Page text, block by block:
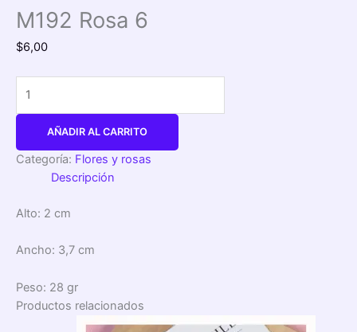
M192 Rosa 6
$6,00
AÑADIR AL CARRITO
Categoría: Flores y rosas
Descripción
Alto: 2 cm
Ancho: 3,7 cm
Peso: 28 gr
Productos relacionados